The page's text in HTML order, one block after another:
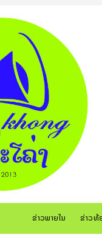
ຂ່າວພາຍໃນ ຂ່າວທ້